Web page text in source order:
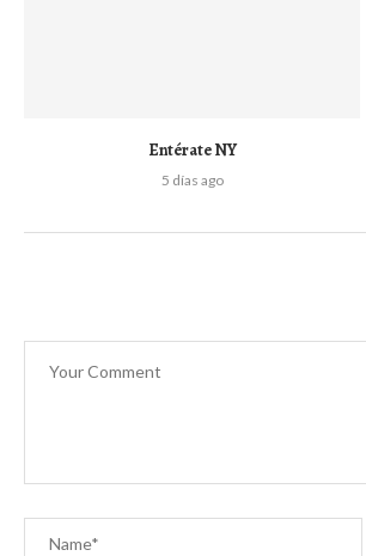
Entérate NY
5 días ago